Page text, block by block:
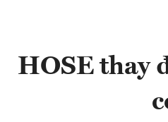
HOSE thay